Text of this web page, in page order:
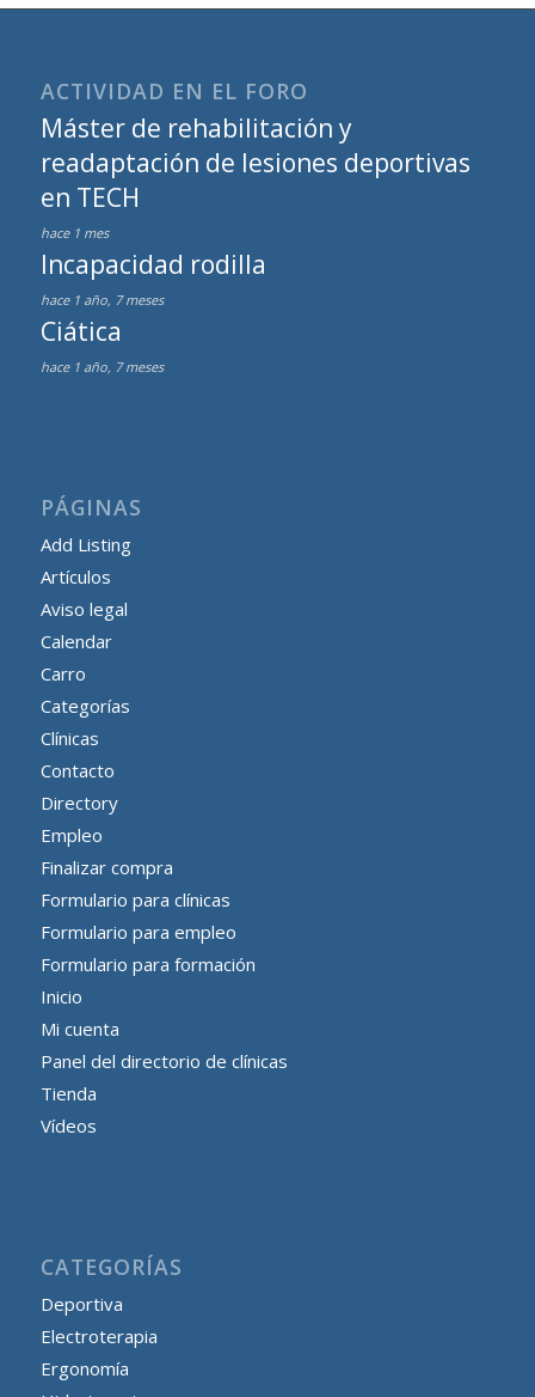
ACTIVIDAD EN EL FORO
Máster de rehabilitación y
readaptación de lesiones deportivas
en TECH
hace 1 mes
Incapacidad rodilla
hace 1 año, 7 meses
Ciática
hace 1 año, 7 meses
PÁGINAS
Add Listing
Artículos
Aviso legal
Calendar
Carro
Categorías
Clínicas
Contacto
Directory
Empleo
Finalizar compra
Formulario para clínicas
Formulario para empleo
Formulario para formación
Inicio
Mi cuenta
Panel del directorio de clínicas
Tienda
Vídeos
CATEGORÍAS
Deportiva
Electroterapia
Ergonomía